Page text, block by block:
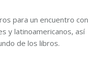
para un encuentro con
y latinoamericanos, así
de los libros.